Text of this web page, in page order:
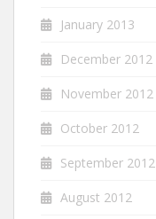
January 2013
December 2012
November 2012
October 2012
September 2012
August 2012